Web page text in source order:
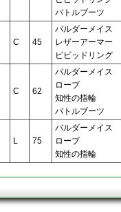
バトルブーツ
C 45
バルダーメイス
レザーアーマー
ビビッドリング
C 62
バルダーメイス
ローブ
知性の指輪
バトルブーツ
L 75
バルダーメイス
ローブ
知性の指輪